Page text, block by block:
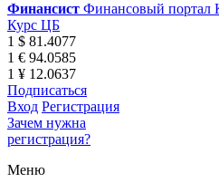
Финансист Финансовый портал
Курс ЦБ
1 $ 81.4077
1 € 94.0585
1 ¥ 12.0637
Подписаться
Вход Регистрация
Зачем нужна
регистрация?
Меню